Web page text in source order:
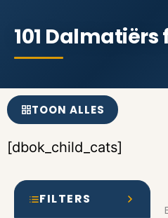
101
TOON ALLES
[dbok_child_cats]
FILTERS